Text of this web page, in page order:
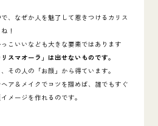
、なぜか人を魅了して惹きつけるカリス
！
こいいなども大きな要素ではあります
スマオーラ」は出せないものです。
その人の「お顔」から得ています。
ア＆メイクでコツを掴めば、 誰でもすぐ
メージを作れるのです。